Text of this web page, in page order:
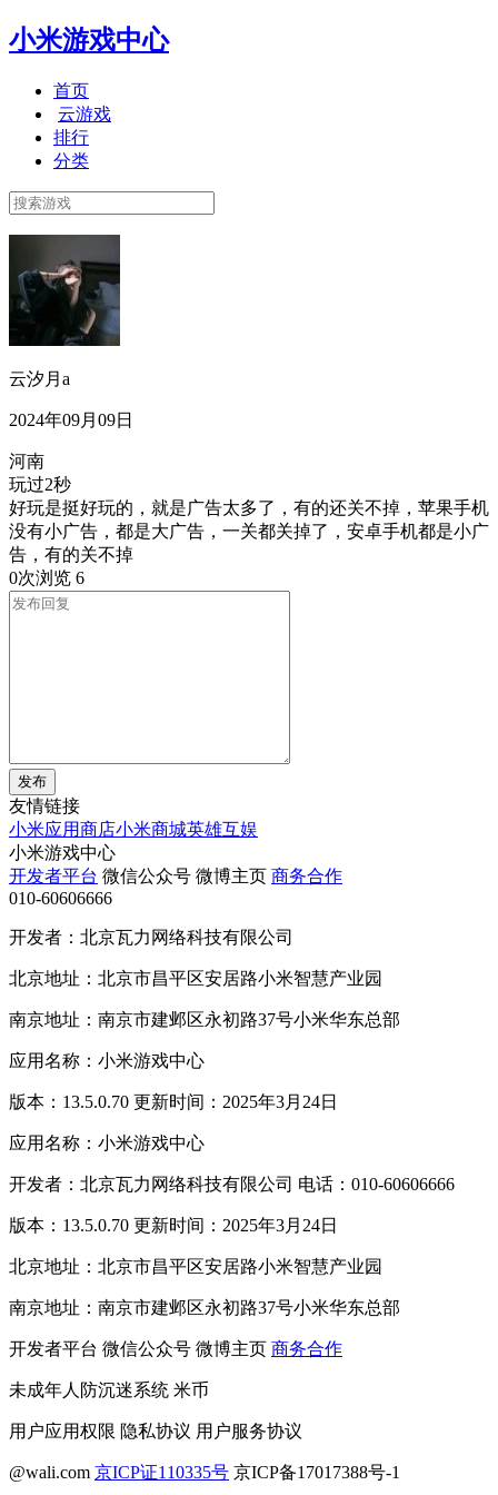
小米游戏中心
首页
云游戏
排行
分类
云汐月a
2024年09月09日
河南
玩过2秒
好玩是挺好玩的，就是广告太多了，有的还关不掉，苹果手机
没有小广告，都是大广告，一关都关掉了，安卓手机都是小广
告，有的关不掉
0次浏览 6
发布
友情链接
小米应用商店小米商城英雄互娱
小米游戏中心
开发者平台 微信公众号 微博主页 商务合作
010-60606666
开发者：北京瓦力网络科技有限公司
北京地址：北京市昌平区安居路小米智慧产业园
南京地址：南京市建邺区永初路37号小米华东总部
应用名称：小米游戏中心
版本：13.5.0.70 更新时间：2025年3月24日
应用名称：小米游戏中心
开发者：北京瓦力网络科技有限公司 电话：010-60606666
版本：13.5.0.70 更新时间：2025年3月24日
北京地址：北京市昌平区安居路小米智慧产业园
南京地址：南京市建邺区永初路37号小米华东总部
开发者平台 微信公众号 微博主页 商务合作
未成年人防沉迷系统 米币
用户应用权限 隐私协议 用户服务协议
@wali.com 京ICP证110335号 京ICP备17017388号-1